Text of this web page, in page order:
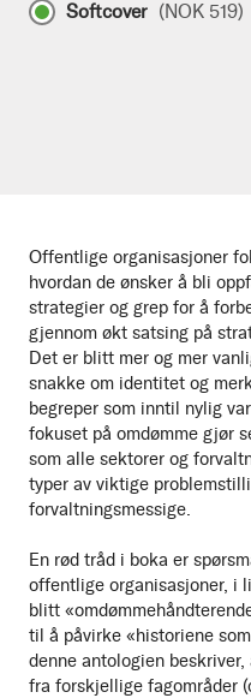
Offentlige organisasjoner
hvordan de ønsker å bli
strategier og grep for å
gjennom økt satsing på
Det er blitt mer og mer
snakke om identitet og
begreper som inntil nylig
fokuset på omdømme gjør
som alle sektorer og
typer av viktige
forvaltningsmessige.
En rød tråd i boka er
offentlige organisasjoner, i
blitt
til å påvirke «historiene
denne antologien
fra forskjellige fagområder
Softcover (NOK 519)